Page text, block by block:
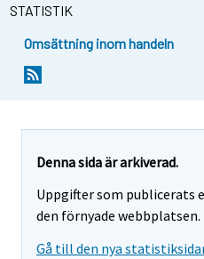
STATISTIK
Omsättning inom handeln
Denna sida är arkiverad.
Uppgifter som publicerats
den förnyade webbplatsen.
Gå till den nya